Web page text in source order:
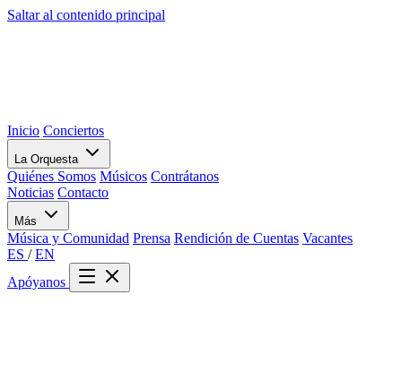
Saltar al contenido principal
Inicio Conciertos
La Orquesta
Quiénes Somos Músicos Contrátanos
Noticias Contacto
Más
Música y Comunidad Prensa Rendición de Cuentas Vacantes
ES / EN
Apóyanos